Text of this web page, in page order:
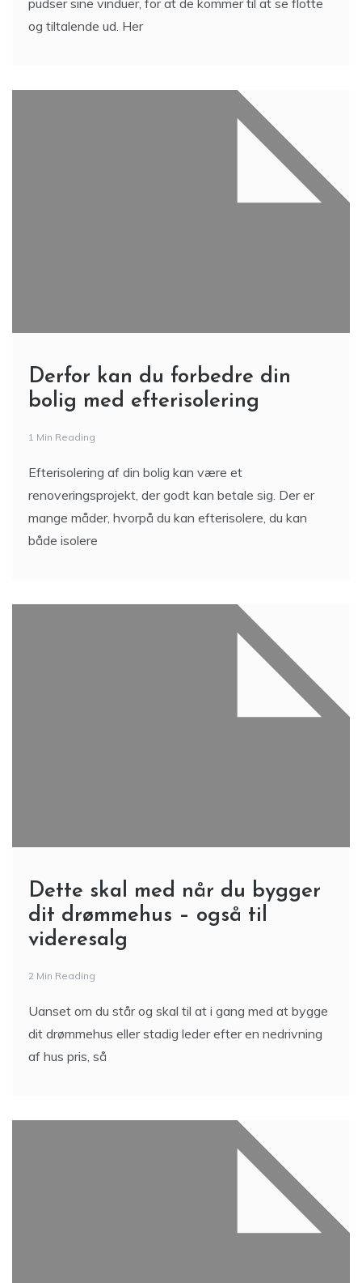
og tiltalende ud. Her
Derfor kan du forbedre din
bolig med efterisolering
1 Min Reading
Efterisolering af din bolig kan være et
renoveringsprojekt, der godt kan betale sig. Der er
mange måder, hvorpå du kan efterisolere, du kan
både isolere
Dette skal med når du bygger
dit drømmehus – også til
videresalg
2 Min Reading
Uanset om du står og skal til at i gang med at bygge
dit drømmehus eller stadig leder efter en nedrivning
af hus pris, så